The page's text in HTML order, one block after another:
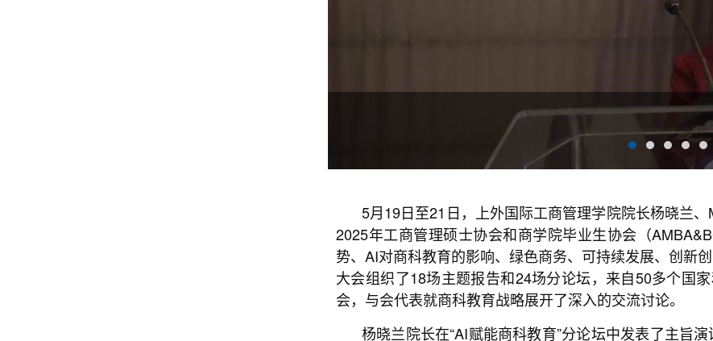
5月19日至21日，上外国际工商管理学院院长杨晓兰
2025年工商管理硕士协会和商学院毕业生协会（
势、AI对商科教育的影响、绿色商务、可持续发展、创新
大会组织了18场主题报告和24场分论坛，来自50多个国
会，与会代表就商科教育战略展开了深入的交流讨论。
杨晓兰院长在“AI赋能商科教育”分论坛中发表了主旨